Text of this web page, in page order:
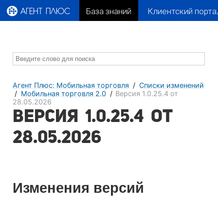
АГЕНТ ПЛЮС База знаний Клиентский
Агент Плюс: Мобильная торговля
Списки изменений
Мобильная торговля 2.0
Версия 1.0.25.4 от
28.05.2026
Версия 1.0.25.4 от
28.05.2026
Изменения версий